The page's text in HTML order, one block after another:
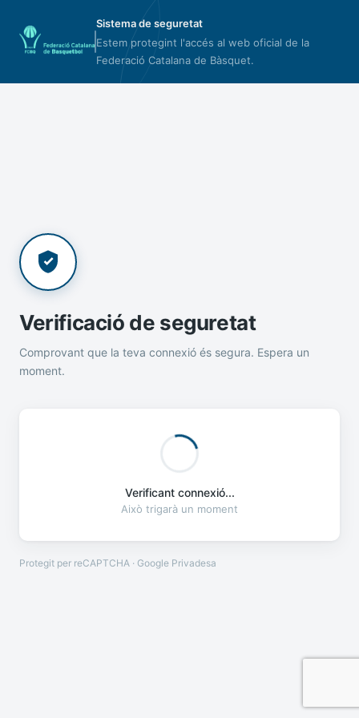
Sistema de seguretat
Estem protegint l'accés al web oficial de la
Federació Catalana de Bàsquet.
Verificació de seguretat
Comprovant que la teva connexió és segura. Espera un
moment.
Verificant connexió...
Això trigarà un moment
Protegit per reCAPTCHA · Google Privadesa